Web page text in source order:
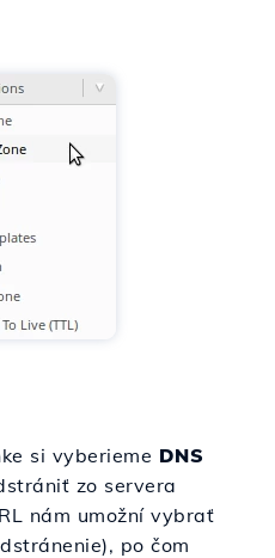
si vyberieme DNS
zo servera
nám umožní vybrať
po čom